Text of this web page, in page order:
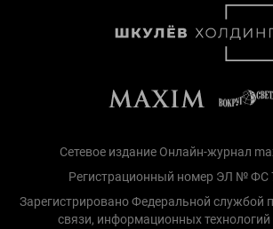
Сетевое издание Онлайн-журнал
Регистрационный номер ЭЛ № ФС
Зарегистрировано Федеральной службой
связи, информационных